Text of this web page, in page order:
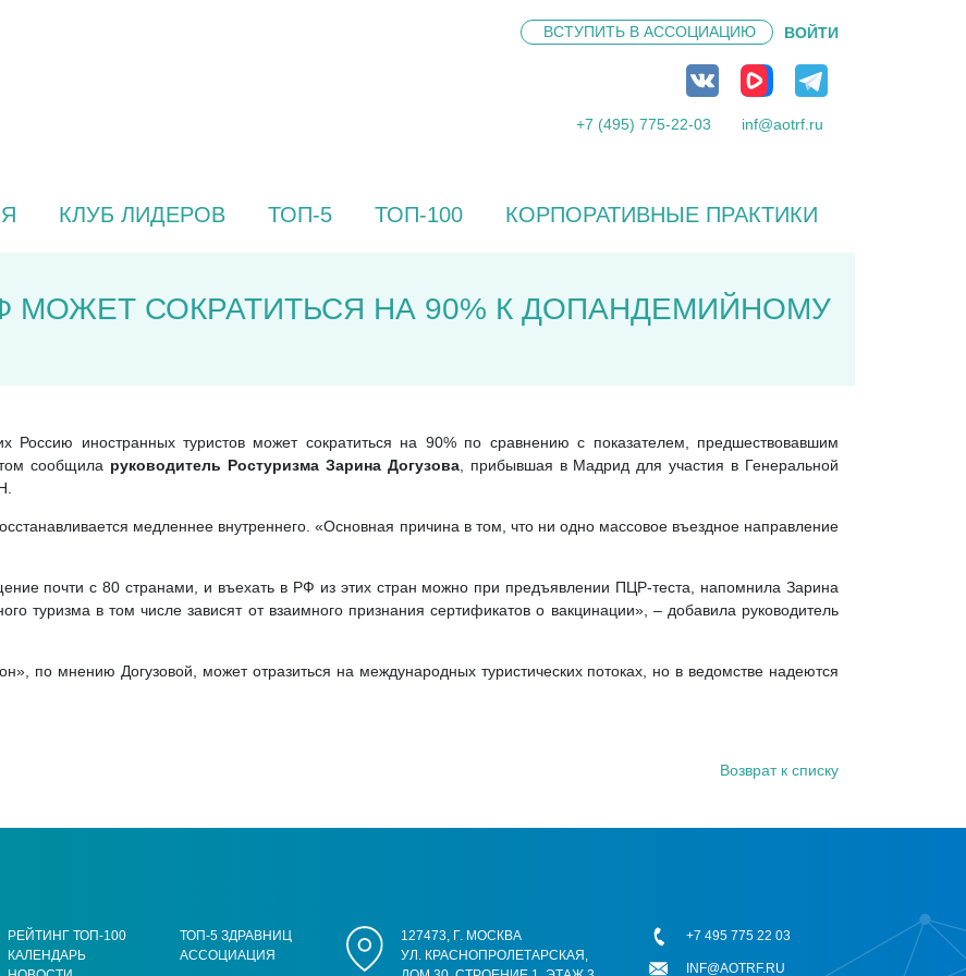
ВСТУПИТЬ В АССОЦИАЦИЮ ВОЙТИ
+7 (495) 775-22-03 inf@aotrf.ru
КЛУБ ЛИДЕРОВ ТОП-5 ТОП-100 КОРПОРАТИВНЫЕ ПРАКТИКИ
МОЖЕТ СОКРАТИТЬСЯ НА 90% К ДОПАНДЕМИЙНОМУ
Россию иностранных туристов может сократиться на 90% по сравнению с показателем, предшествовавшим
сообщила руководитель Ростуризма Зарина Догузова, прибывшая в Мадрид для участия в Генеральной
медленнее внутреннего. «Основная причина в том, что ни одно массовое въездное направление
почти с 80 странами, и въехать в РФ из этих стран можно при предъявлении ПЦР-теста, напомнила Зарина
туризма в том числе зависят от взаимного признания сертификатов о вакцинации», – добавила руководитель
по мнению Догузовой, может отразиться на международных туристических потоках, но в ведомстве надеются
Возврат к списку
РЕЙТИНГ ТОП-100
КАЛЕНДАРЬ
ТОП-5 ЗДРАВНИЦ
АССОЦИАЦИЯ
127473, Г. МОСКВА
УЛ. КРАСНОПРОЛЕТАРСКАЯ,
+7 495 775 22 03
INF@AOTRF.RU